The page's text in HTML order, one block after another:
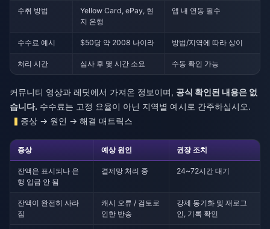
수취 방법
Yellow Card, ePay, 현
지 은행
앱 내 연동 필수
수수료 예시 $50당 약 2008 나이라 방법/지역에 따라 상이
처리 시간 심사 후 몇 시간 소요 수동 확인 가능
커뮤니티 영상과 레딧에서 가져온 정보이며, 공식 확인된 내용은 없
습니다. 수수료는 고정 요율이 아닌 지역별 예시로 간주하십시오.
증상 → 원인 → 해결 매트릭스
증상 예상 원인 권장 조치
잔액은 표시되나 은
행 입금 안 됨
결제망 처리 중 24~72시간 대기
잔액이 완전히 사라
짐
캐시 오류 / 검토로
인한 반송
강제 동기화 및 재로그
인, 기록 확인